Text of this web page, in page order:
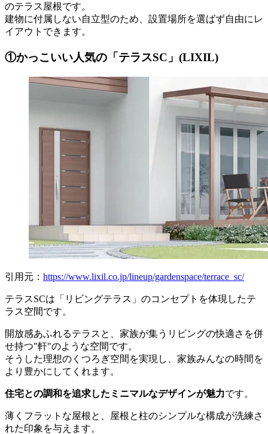
のテラス屋根です。
建物に付属しない自立型のため、設置場所を選ばず自由にレ
イアウトできます。
①かっこいい人気の「テラスSC」(LIXIL)
引用元： https://www.lixil.co.jp/lineup/gardenspace/terrace_sc/
テラスSCは「リビングテラス」のコンセプトを体現したテ
ラス空間です。
開放感あふれるテラスと、家族が集うリビングの快適さを併
せ持つ"軒"のような空間です。
そうした理想のくつろぎ空間を実現し、家族みんなの時間を
より豊かにしてくれます。
住宅との調和を追求したミニマルなデザインが魅力です。
薄くフラットな屋根と、屋根と柱のシンプルな構成が洗練さ
れた印象を与えます。